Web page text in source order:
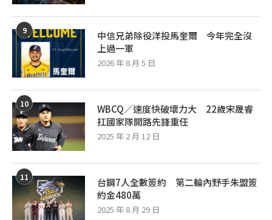
9
中信兄弟除役洋投馬奎爾 今年完全沒
上過一軍
2026 年 8 月 5 日
10
WBCQ／速度快破壞力大 22歲宋晟睿
扛國家隊開路先鋒重任
2025 年 2 月 12 日
11
台鋼7人全數簽約 第二輪內野手朱盟簽
約金480萬
2025 年 8 月 29 日